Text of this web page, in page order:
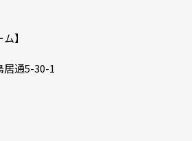
】
居通5-30-1